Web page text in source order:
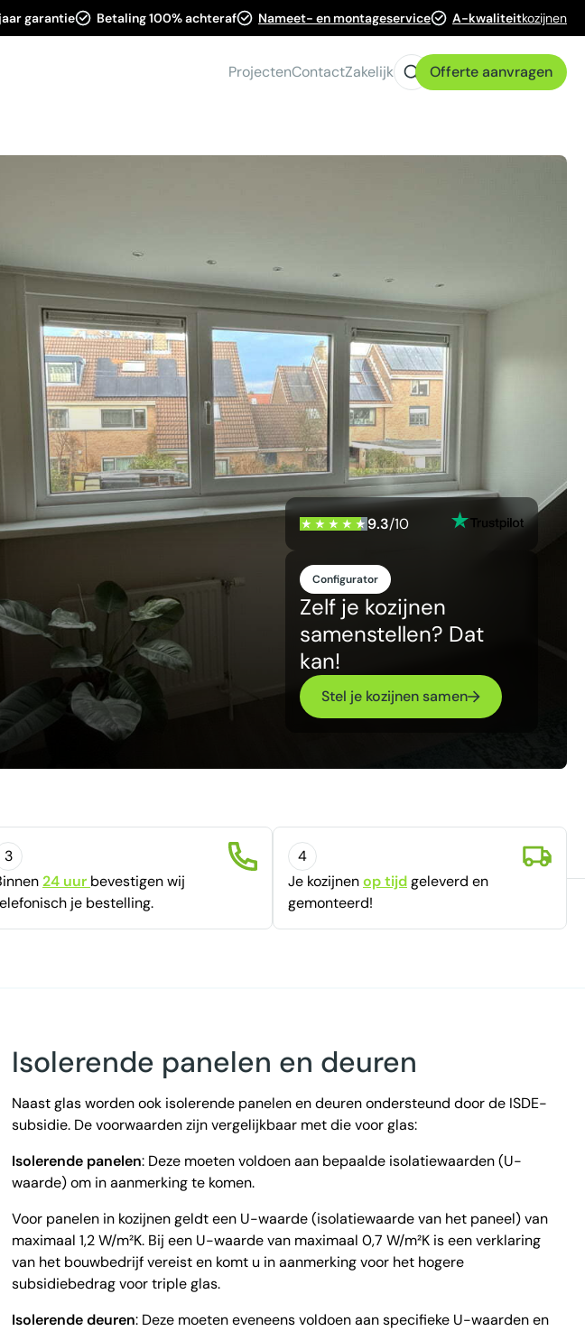
garantie Betaling 100% achteraf Nameet- en montageservice A-kwaliteitkozijnen
ProjectenContactZakelijk Offerte aanvragen
9.3/10
Configurator
Zelf je kozijnen
samenstellen? Dat
kan!
Stel je kozijnen samen
3
24 uur bevestigenwij
je bestelling.
4
Je kozijnenop tijdgeleverd en
gemonteerd!
Isolerende panelen en deuren
Naast glas worden ook isolerende panelen en deuren ondersteund door de ISDE-
subsidie. De voorwaarden zijn vergelijkbaar met die voor glas:
Isolerende panelen: Deze moeten voldoen aan bepaalde isolatiewaarden (U-
waarde) om in aanmerking te komen.
Voor panelen in kozijnen geldt een U-waarde (isolatiewaarde van het paneel) van
maximaal 1,2 W/m²K. Bij een U-waarde van maximaal 0,7 W/m²K is een verklaring
van het bouwbedrijf vereist en komt u in aanmerking voor het hogere
subsidiebedrag voor triple glas.
Isolerende deuren: Deze moeten eveneens voldoen aan specifieke U-waarden en